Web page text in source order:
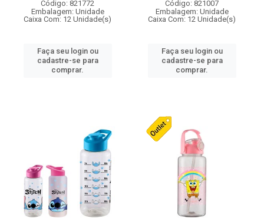
Código: 821772
Embalagem: Unidade
Caixa Com: 12 Unidade(s)
Faça seu login ou
cadastre-se para
comprar.
Código: 821007
Embalagem: Unidade
Caixa Com: 12 Unidade(s)
Faça seu login ou
cadastre-se para
comprar.